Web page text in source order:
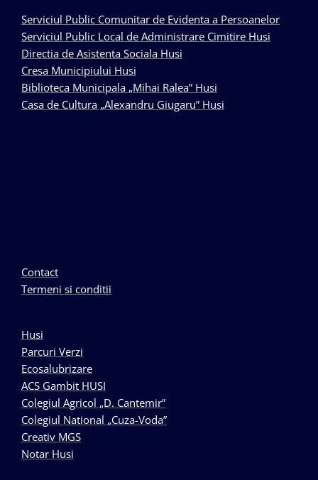
Serviciul Public Comunitar de Evidenta a Persoanelor
Serviciul Public Local de Administrare Cimitire Husi
Directia de Asistenta Sociala Husi
Cresa Municipiului Husi
Biblioteca Municipala „Mihai Ralea” Husi
Casa de Cultura „Alexandru Giugaru” Husi
Contact
Termeni si conditii
Husi
Parcuri Verzi
Ecosalubrizare
ACS Gambit HUSI
Colegiul Agricol „D. Cantemir”
Colegiul National „Cuza-Voda”
Creativ MGS
Notar Husi